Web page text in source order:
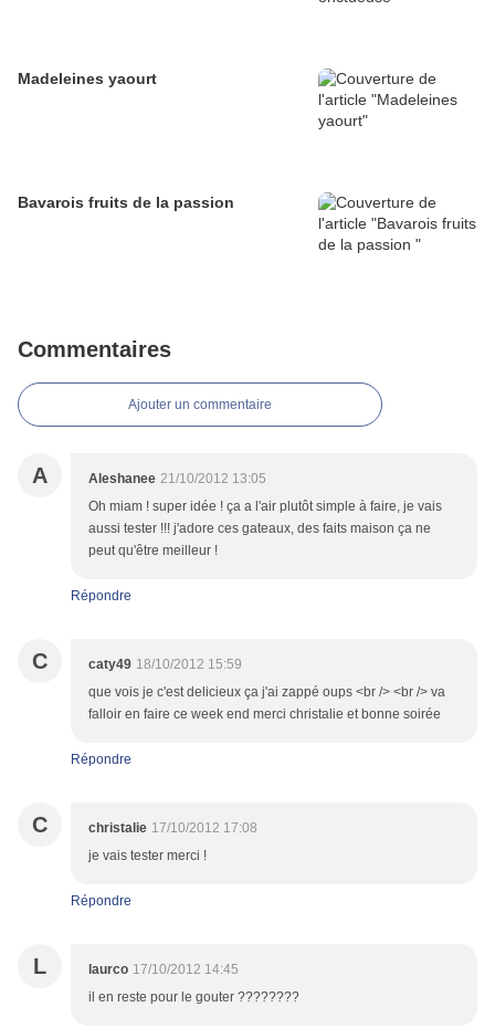
Madeleines yaourt
Bavarois fruits de la passion
Commentaires
Ajouter un commentaire
A Aleshanee 21/10/2012 13:05
Oh miam ! super idée ! ça a l'air plutôt simple à faire, je vais
aussi tester !!! j'adore ces gateaux, des faits maison ça ne
peut qu'être meilleur !
Répondre
C caty49 18/10/2012 15:59
que vois je c'est delicieux ça j'ai zappé oups <br /> <br /> va
falloir en faire ce week end merci christalie et bonne soirée
Répondre
C christalie 17/10/2012 17:08
je vais tester merci !
Répondre
L laurco 17/10/2012 14:45
il en reste pour le gouter ????????